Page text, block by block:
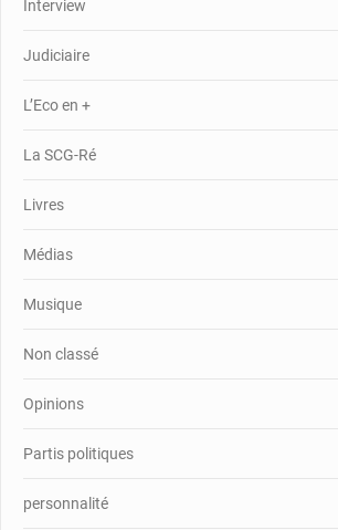
Interview
Judiciaire
L’Eco en +
La SCG-Ré
Livres
Médias
Musique
Non classé
Opinions
Partis politiques
personnalité